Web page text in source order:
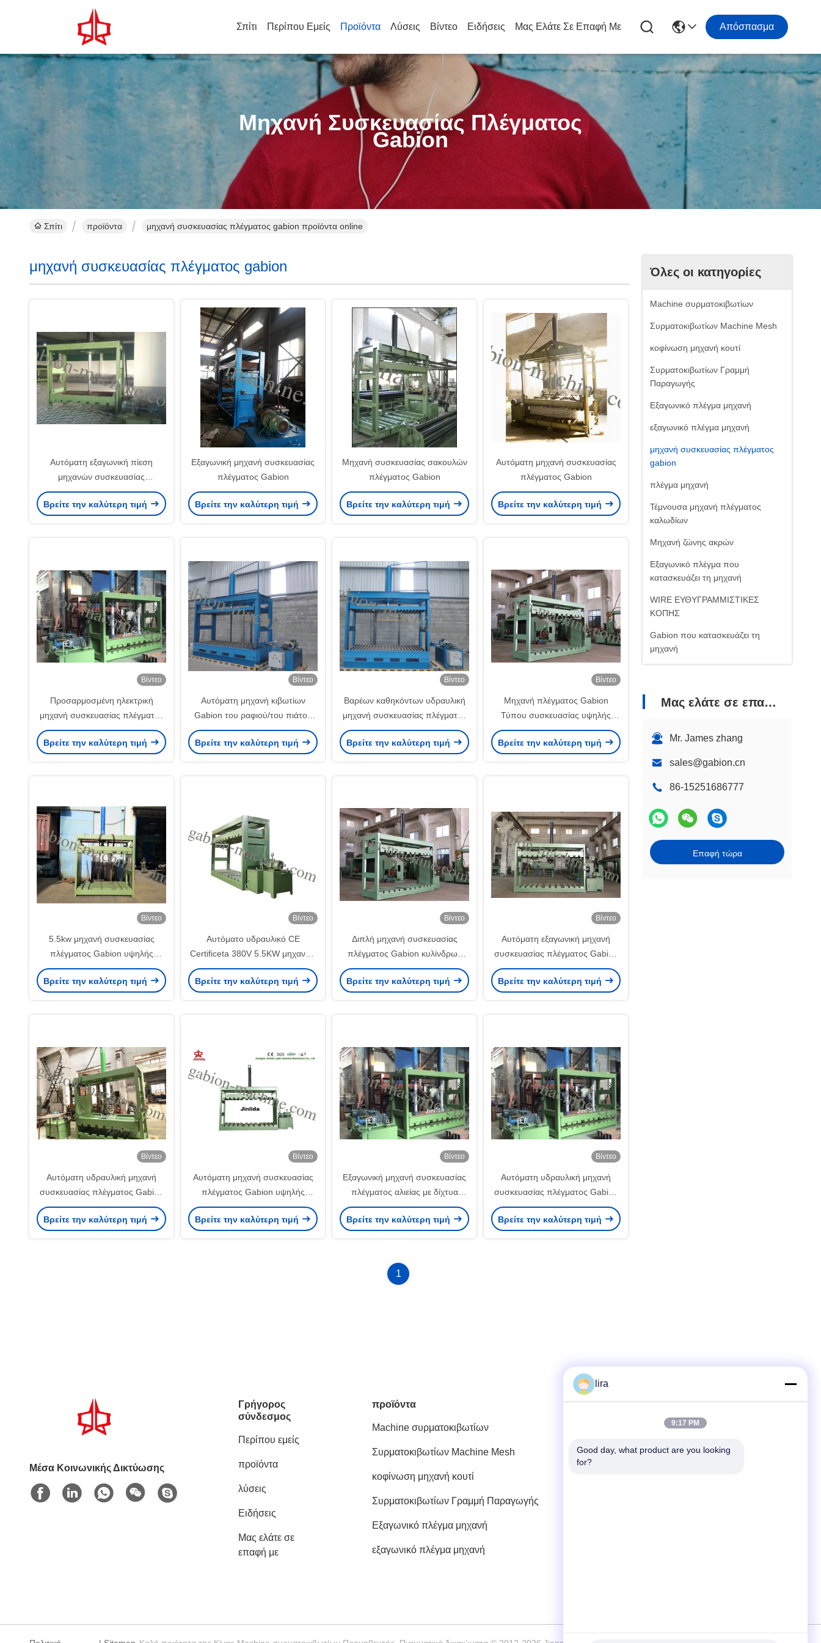
Σπίτι Περίπου Εμείς Προϊόντα Λύσεις Βίντεο Ειδήσεις Μας Ελάτε Σε Επαφή Με Απόσπασμα
Μηχανή Συσκευασίας Πλέγματος
Gabion
Σπίτι προϊόντα μηχανή συσκευασίας πλέγματος gabion προϊόντα online
Όλες οι κατηγορίες
Machine συρματοκιβωτίων
Συρματοκιβωτίων Machine Mesh
κοφίνωση μηχανή κουτί
Συρματοκιβωτίων Γραμμή
Παραγωγής
Εξαγωνικό πλέγμα μηχανή
εξαγωνικό πλέγμα μηχανή
μηχανή συσκευασίας πλέγματος
gabion
πλέγμα μηχανή
Τέμνουσα μηχανή πλέγματος
καλωδίων
Μηχανή ζώνης ακρών
Εξαγωνικό πλέγμα που
κατασκευάζει τη μηχανή
WIRE ΕΥΘΥΓΡΑΜΜΙΣΤΙΚΕΣ
ΚΟΠΗΣ
Gabion που κατασκευάζει τη
μηχανή
Μας ελάτε σε επαφή με
Mr. James zhang
sales@gabion.cn
86-15251686777
Επαφή τώρα
μηχανή συσκευασίας πλέγματος gabion
Αυτόματη εξαγωνική πίεση
μηχανών συσκευασίας
πλέγματος 80KN, κτύπημα
εργασίας 700mm
Βρείτε την καλύτερη τιμή
Εξαγωνική μηχανή συσκευασίας
πλέγματος Gabion
Βρείτε την καλύτερη τιμή
Μηχανή συσκευασίας σακουλών
πλέγματος Gabion
Βρείτε την καλύτερη τιμή
Αυτόματη μηχανή συσκευασίας
πλέγματος Gabion
Βρείτε την καλύτερη τιμή
Βίντεο
Προσαρμοσμένη ηλεκτρική
μηχανή συσκευασίας πλέγματος
Gabion κιβωτίων για την αλιεία με
δίχτυα καλωδίων και τον Τύπο
Βρείτε την καλύτερη τιμή
Βίντεο
Αυτόματη μηχανή κιβωτίων
Gabion του ραφιού/του πιάτου
πίεσης/του κυλίνδρου πετρελαίου
και της μονάδας αντλιών
Βρείτε την καλύτερη τιμή
Βίντεο
Βαρέων καθηκόντων υδραυλική
μηχανή συσκευασίας πλέγματος
Gabion για το κιβώτιο Gabion
Βρείτε την καλύτερη τιμή
Βίντεο
Μηχανή πλέγματος Gabion
Τύπου συσκευασίας υψηλής
αποδοτικότητας/μηχανή κιβωτίων
Gabion 380V
Βρείτε την καλύτερη τιμή
Βίντεο
5.5kw μηχανή συσκευασίας
πλέγματος Gabion υψηλής
αποδοτικότητας με τα ηλεκτρικά
συστήματα
Βρείτε την καλύτερη τιμή
Βίντεο
Αυτόματο υδραυλικό CE
Certificeta 380V 5.5KW μηχανών
συσκευασίας πλέγματος Gabion
Βρείτε την καλύτερη τιμή
Βίντεο
Διπλή μηχανή συσκευασίας
πλέγματος Gabion κυλίνδρων
βαρέων καθηκόντων υδραυλική
Βρείτε την καλύτερη τιμή
Βίντεο
Αυτόματη εξαγωνική μηχανή
συσκευασίας πλέγματος Gabion
με το υδραυλικό πετρέλαιο 120kg
Βρείτε την καλύτερη τιμή
Βίντεο
Αυτόματη υδραυλική μηχανή
συσκευασίας πλέγματος Gabion
2m x1m Χ 1m ανώτατο μέγεθος
συσκευασίας
Βρείτε την καλύτερη τιμή
Βίντεο
Αυτόματη μηχανή συσκευασίας
πλέγματος Gabion υψηλής
ταχύτητας για 3m X 1m X 1m
Τύπος συσκευασίας κιβωτίων
Βρείτε την καλύτερη τιμή
Βίντεο
Εξαγωνική μηχανή συσκευασίας
πλέγματος αλιείας με δίχτυα
καλωδίων Gabion
2000×1000×1000mm 380V
Βρείτε την καλύτερη τιμή
Βίντεο
Αυτόματη υδραυλική μηχανή
συσκευασίας πλέγματος Gabion
5.5Kw/μηχανή κιβωτίων Gabion
Βρείτε την καλύτερη τιμή
1
Μέσα Κοινωνικής Δικτύωσης
Γρήγορος
σύνδεσμος
Περίπου εμείς
προϊόντα
λύσεις
Ειδήσεις
Μας ελάτε σε
επαφή με
προϊόντα
Machine συρματοκιβωτίων
Συρματοκιβωτίων Machine Mesh
κοφίνωση μηχανή κουτί
Συρματοκιβωτίων Γραμμή Παραγωγής
Εξαγωνικό πλέγμα μηχανή
εξαγωνικό πλέγμα μηχανή
Γρήγορη επικοινωνία
86-510-86385783
lira
9:17 PM
Good day, what product are you looking
for?